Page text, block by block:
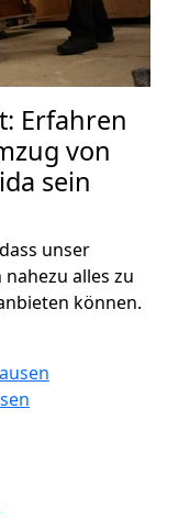
Erfahren
von
sein
unser
alles zu
können.